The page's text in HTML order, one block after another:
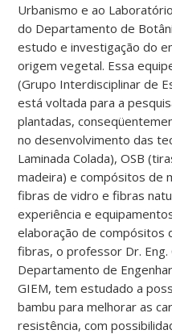
Urbanismo e ao
do Departamento de
estudo e investigação do
origem vegetal. Essa
(Grupo Interdisciplinar de
está voltada para a
plantadas,
no desenvolvimento das
Laminada Colada), OSB
madeira) e compósitos de
fibras de vidro e fibras
experiência e
elaboração de compósitos
fibras, o professor Dr. Eng.
Departamento de
GIEM, tem estudado a
bambu para melhorar as
resistência, com